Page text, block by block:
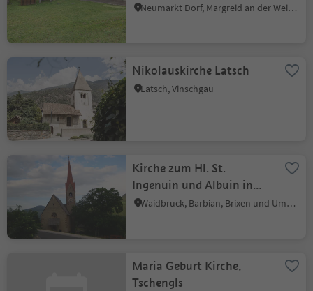
Neumarkt Dorf, Margreid an der Weinstraße, Südtiroler Weinstraße
Nikolauskirche Latsch
Latsch, Vinschgau
Kirche zum Hl. St.
Ingenuin und Albuin in
Saubach
Waidbruck, Barbian, Brixen und Umgebung
Maria Geburt Kirche,
Tschengls